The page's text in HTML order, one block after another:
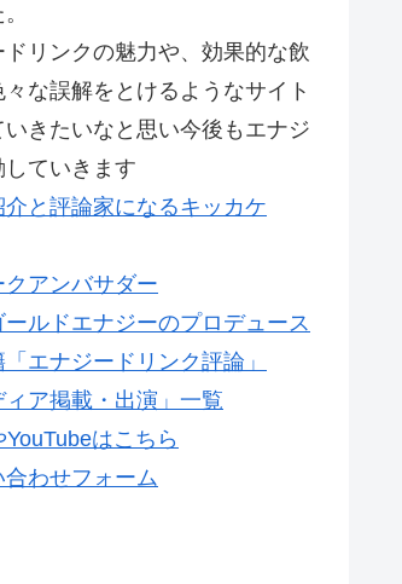
ドリンクの魅力や、効果的な飲
な誤解をとけるようなサイト
いきたいなと思い今後もエナジ
していきます
介と評論家になるキッカケ
クアンバサダー
ールドエナジーのプロデュース
エナジードリンク評論」
ィア掲載・出演」一覧
YouTubeはこちら
合わせフォーム